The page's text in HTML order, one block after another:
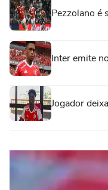
Pezzolano é
Inter emite
Jogador